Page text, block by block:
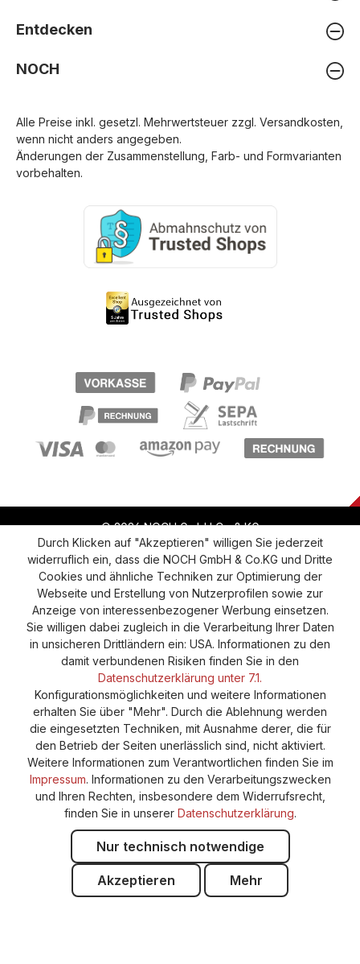
Entdecken
NOCH
Alle Preise inkl. gesetzl. Mehrwertsteuer zzgl. Versandkosten
wenn nicht anders angegeben.
Änderungen der Zusammenstellung, Farb- und Formvarianten
vorbehalten.
© 2026 NOCH GmbH Co & KG
Vertrag widerrufen Widerruf Datenschutz
Versand und Zahlung AGB
Impressum
Cookie-Einstellungen
Barrierefreiheitserklärung
Durch Klicken auf "Akzeptieren" willigen Sie jederzeit
widerruflich ein, dass die NOCH GmbH & Co.KG und Dritte
Cookies und ähnliche Techniken zur Optimierung der
Webseite und Erstellung von Nutzerprofilen sowie zur
Anzeige von interessenbezogener Werbung einsetzen.
Sie willigen dabei zugleich in die Verarbeitung Ihrer Daten
in unsicheren Drittländern ein: USA. Informationen zu den
damit verbundenen Risiken finden Sie in den
Datenschutzerklärung unter 7.1.
Konfigurationsmöglichkeiten und weitere Informationen
erhalten Sie über "Mehr". Durch die Ablehnung werden
die eingesetzten Techniken, mit Ausnahme derer, die für
den Betrieb der Seiten unerlässlich sind, nicht aktiviert.
Weitere Informationen zum Verantwortlichen finden Sie im
Impressum. Informationen zu den Verarbeitungszwecken
und Ihren Rechten, insbesondere dem Widerrufsrecht,
finden Sie in unserer Datenschutzerklärung.
Nur technisch notwendige
Akzeptieren Mehr